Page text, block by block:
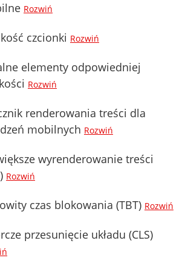
Rozwiń
czcionki Rozwiń
elementy odpowiedniej
Rozwiń
renderowania treści dla
mobilnych Rozwiń
wyrenderowanie treści
Rozwiń
czas blokowania (TBT) Rozwiń
przesunięcie układu (CLS)